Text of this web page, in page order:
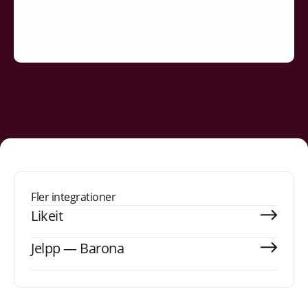
Fler integrationer
Likeit
Jelpp — Barona